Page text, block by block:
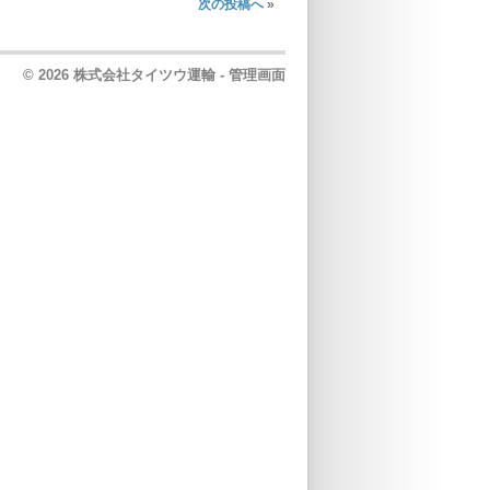
次の投稿へ»
© 2026 株式会社タイツウ運輸 - 管理画面